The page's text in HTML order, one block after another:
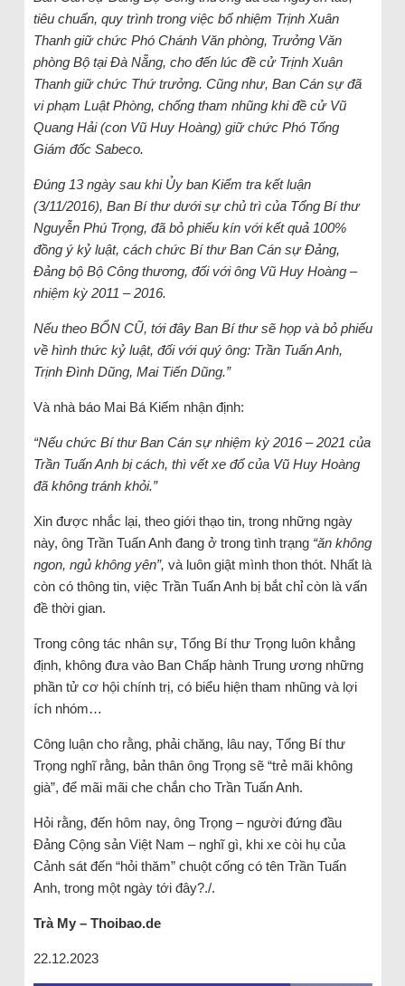
tiêu chuẩn, quy trình trong việc bổ nhiệm Trịnh Xuân
Thanh giữ chức Phó Chánh Văn phòng, Trưởng Văn
phòng Bộ tại Đà Nẵng, cho đến lúc đề cử Trịnh Xuân
Thanh giữ chức Thứ trưởng. Cũng như, Ban Cán sự đã
vi phạm Luật Phòng, chống tham nhũng khi đề cử Vũ
Quang Hải (con Vũ Huy Hoàng) giữ chức Phó Tổng
Giám đốc Sabeco.
Đúng 13 ngày sau khi Ủy ban Kiểm tra kết luận
(3/11/2016), Ban Bí thư dưới sự chủ trì của Tổng Bí thư
Nguyễn Phú Trọng, đã bỏ phiếu kín với kết quả 100%
đồng ý kỷ luật, cách chức Bí thư Ban Cán sự Đảng,
Đảng bộ Bộ Công thương, đối với ông Vũ Huy Hoàng –
nhiệm kỳ 2011 – 2016.
Nếu theo BỔN CŨ, tới đây Ban Bí thư sẽ họp và bỏ phiếu
về hình thức kỷ luật, đối với quý ông: Trần Tuấn Anh,
Trịnh Đình Dũng, Mai Tiến Dũng.”
Và nhà báo Mai Bá Kiếm nhận định:
“Nếu chức Bí thư Ban Cán sự nhiệm kỳ 2016 – 2021 của
Trần Tuấn Anh bị cách, thì vết xe đổ của Vũ Huy Hoàng
đã không tránh khỏi.”
Xin được nhắc lại, theo giới thạo tin, trong những ngày
này, ông Trần Tuấn Anh đang ở trong tình trạng “ăn không
ngon, ngủ không yên”, và luôn giật mình thon thót. Nhất là
còn có thông tin, việc Trần Tuấn Anh bị bắt chỉ còn là vấn
đề thời gian.
Trong công tác nhân sự, Tổng Bí thư Trọng luôn khẳng
định, không đưa vào Ban Chấp hành Trung ương những
phần tử cơ hội chính trị, có biểu hiện tham nhũng và lợi
ích nhóm…
Công luận cho rằng, phải chăng, lâu nay, Tổng Bí thư
Trọng nghĩ rằng, bản thân ông Trọng sẽ “trẻ mãi không
già”, để mãi mãi che chắn cho Trần Tuấn Anh.
Hỏi rằng, đến hôm nay, ông Trọng – người đứng đầu
Đảng Cộng sản Việt Nam – nghĩ gì, khi xe còi hụ của
Cảnh sát đến “hỏi thăm” chuột cống có tên Trần Tuấn
Anh, trong một ngày tới đây?./.
Trà My – Thoibao.de
22.12.2023